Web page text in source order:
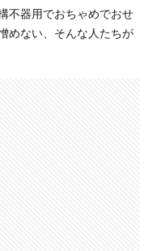
不器用でおちゃめでおせ
めない、そんな人たちが